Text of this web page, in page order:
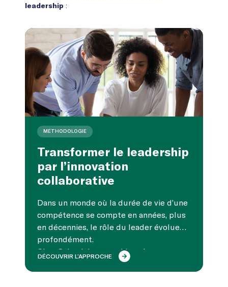
leadership :
MÉTHODOLOGIE
Transformer le leadership
par l’innovation
collaborative
Dans un monde où la durée de vie d’une
compétence se compte en années, plus
en décennies, le rôle du leader évolue
profondément.
Chez Schoolab, nous aidons les
organisations à apprendre autrement :
DÉCOUVRIR L’APPROCHE